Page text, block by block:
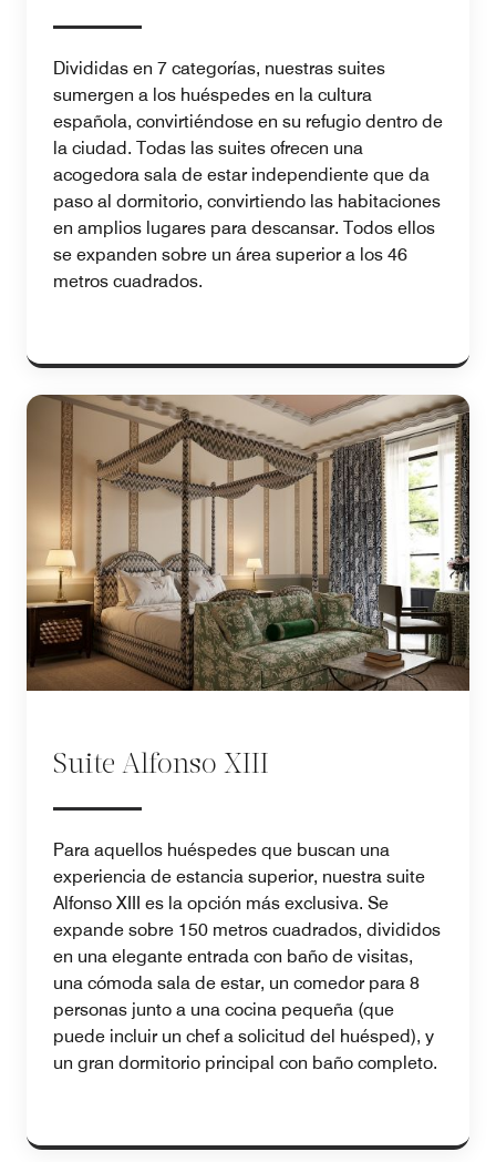
Divididas en 7 categorías, nuestras suites
sumergen a los huéspedes en la cultura
española, convirtiéndose en su refugio dentro de
la ciudad. Todas las suites ofrecen una
acogedora sala de estar independiente que da
paso al dormitorio, convirtiendo las habitaciones
en amplios lugares para descansar. Todos ellos
se expanden sobre un área superior a los 46
metros cuadrados.
Suite Alfonso XIII
Para aquellos huéspedes que buscan una
experiencia de estancia superior, nuestra suite
Alfonso XIII es la opción más exclusiva. Se
expande sobre 150 metros cuadrados, divididos
en una elegante entrada con baño de visitas,
una cómoda sala de estar, un comedor para 8
personas junto a una cocina pequeña (que
puede incluir un chef a solicitud del huésped), y
un gran dormitorio principal con baño completo.